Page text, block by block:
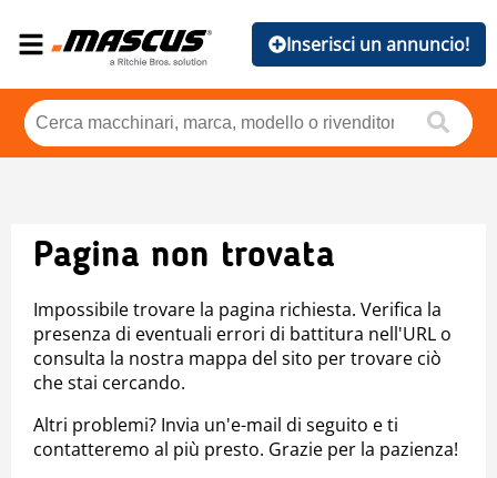
Inserisci un annuncio!
Pagina non trovata
Impossibile trovare la pagina richiesta. Verifica la
presenza di eventuali errori di battitura nell'URL o
consulta la nostra mappa del sito per trovare ciò
che stai cercando.
Altri problemi? Invia un'e-mail di seguito e ti
contatteremo al più presto. Grazie per la pazienza!